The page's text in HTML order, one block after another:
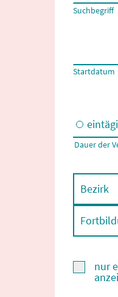
Es
Suchbegriff
Startdatum
Eintägige
Dauer der
Bezirk
nur